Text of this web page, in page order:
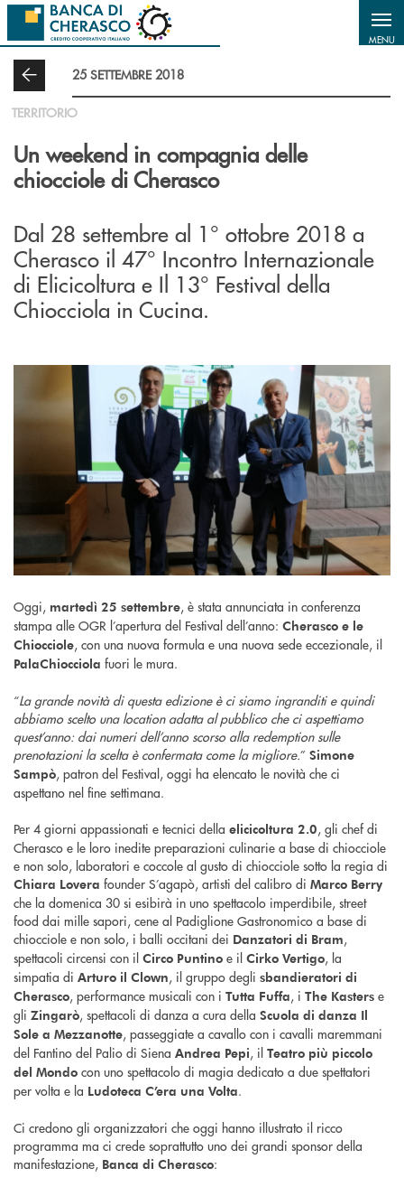
Salta al contenuto principale
MENU
25 SETTEMBRE 2018
TERRITORIO
Un weekend in compagnia delle
chiocciole di Cherasco
Dal 28 settembre al 1° ottobre 2018 a
Cherasco il 47° Incontro Internazionale
di Elicicoltura e Il 13° Festival della
Chiocciola in Cucina.
Oggi, martedì 25 settembre, è stata annunciata in conferenza
stampa alle OGR l’apertura del Festival dell’anno: Cherasco e le
Chiocciole, con una nuova formula e una nuova sede eccezionale, il
PalaChiocciola fuori le mura.
“La grande novità di questa edizione è ci siamo ingranditi e quindi
abbiamo scelto una location adatta al pubblico che ci aspettiamo
quest’anno: dai numeri dell’anno scorso alla redemption sulle
prenotazioni la scelta è confermata come la migliore.” Simone
Sampò, patron del Festival, oggi ha elencato le novità che ci
aspettano nel fine settimana.
Per 4 giorni appassionati e tecnici della elicicoltura 2.0, gli chef di
Cherasco e le loro inedite preparazioni culinarie a base di chiocciole
e non solo, laboratori e coccole al gusto di chiocciole sotto la regia di
Chiara Lovera founder S’agapò, artisti del calibro di Marco Berry
che la domenica 30 si esibirà in uno spettacolo imperdibile, street
food dai mille sapori, cene al Padiglione Gastronomico a base di
chiocciole e non solo, i balli occitani dei Danzatori di Bram,
spettacoli circensi con il Circo Puntino e il Cirko Vertigo, la
simpatia di Arturo il Clown, il gruppo degli sbandieratori di
Cherasco, performance musicali con i Tutta Fuffa, i The Kasters e
gli Zingarò, spettacoli di danza a cura della Scuola di danza Il
Sole a Mezzanotte, passeggiate a cavallo con i cavalli maremmani
del Fantino del Palio di Siena Andrea Pepi, il Teatro più piccolo
del Mondo con uno spettacolo di magia dedicato a due spettatori
per volta e la Ludoteca C’era una Volta.
Ci credono gli organizzatori che oggi hanno illustrato il ricco
programma ma ci crede soprattutto uno dei grandi sponsor della
manifestazione, Banca di Cherasco: